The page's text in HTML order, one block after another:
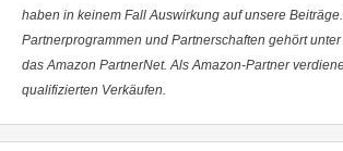
haben in keinem Fall Auswirkung auf unsere
Partnerprogrammen und Partnerschaften gehört
das Amazon PartnerNet. Als Amazon-Partner
qualifizierten Verkäufen.